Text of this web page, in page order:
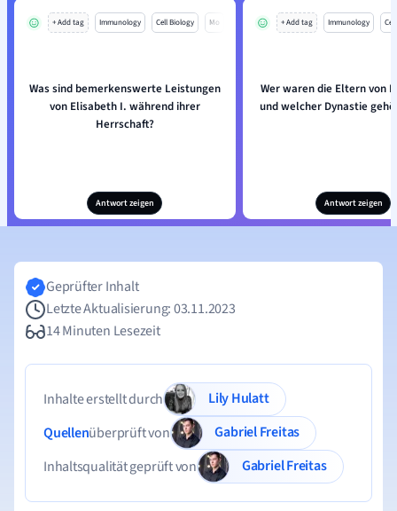
+ Add tag Immunology Cell Biology Mo
Was sind bemerkenswerte Leistungen
von Elisabeth I. während ihrer
Herrschaft?
Antwort zeigen
+ Add tag Immunology
Wer waren die Eltern von
und welcher Dynastie
Antwort zeigen
Geprüfter Inhalt
Letzte Aktualisierung: 03.11.2023
14 Minuten Lesezeit
Inhalte erstellt durch
Lily Hulatt
Quellenüberprüft von
Gabriel Freitas
Inhaltsqualität geprüft von
Gabriel Freitas